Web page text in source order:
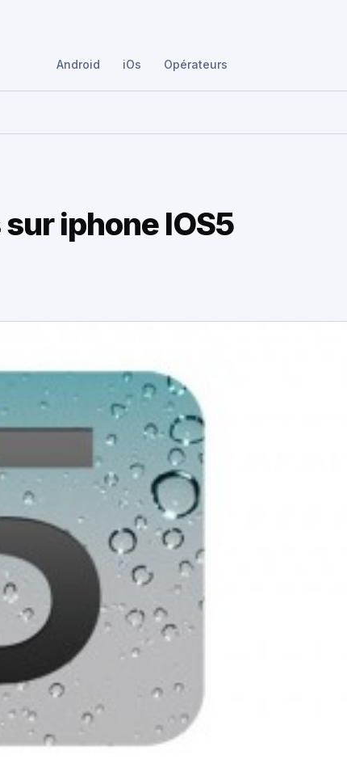
Android iOs Opérateurs
iphone IOS5